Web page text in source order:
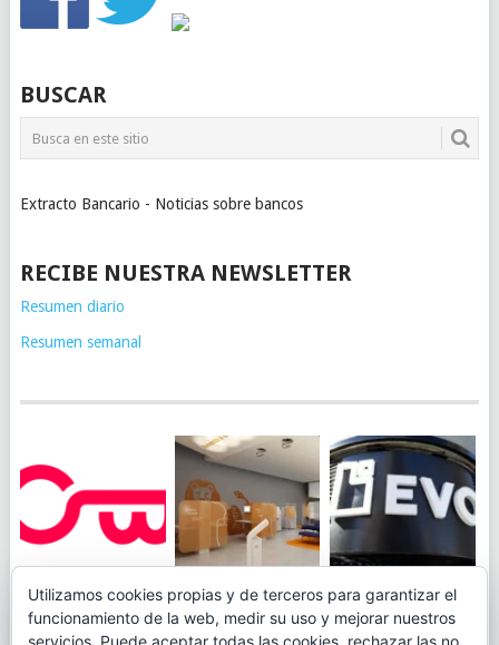
BUSCAR
Extracto Bancario - Noticias sobre bancos
RECIBE NUESTRA NEWSLETTER
Resumen diario
Resumen semanal
JUEGA AL
CANICÓDROMO
DIGITAL DE
ING TOCA SUELO EN
LA RENTABILIDAD
EVO BANK
PERMITIRÁ
INGRESAR DINERO
Utilizamos cookies propias y de terceros para garantizar el
funcionamiento de la web, medir su uso y mejorar nuestros
servicios. Puede aceptar todas las cookies, rechazar las no